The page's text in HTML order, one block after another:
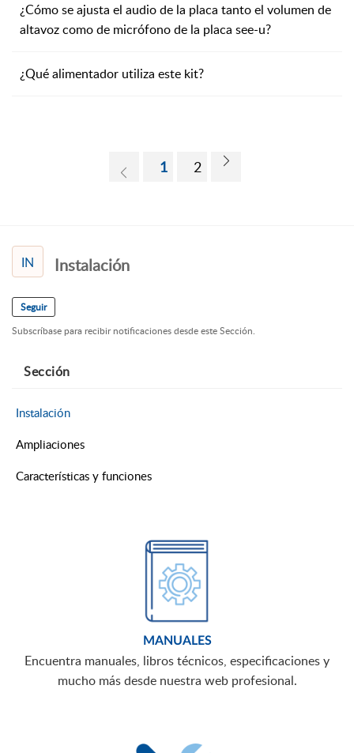
¿Cómo se ajusta el audio de la placa tanto el volumen de
altavoz como de micrófono de la placa see-u?
¿Qué alimentador utiliza este kit?
1 2
IN Instalación
Seguir
Subscríbase para recibir notificaciones desde este Sección.
Sección
Instalación
Ampliaciones
Características y funciones
MANUALES
Encuentra manuales, libros técnicos, especificaciones y
mucho más desde nuestra web profesional.